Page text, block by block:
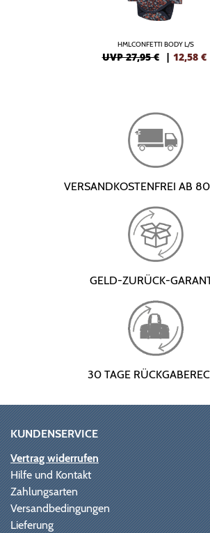
HMLCONFETTI BODY L/S
UVP 27,95 € | 12,58 €
VERSANDKOSTENFREI AB
GELD-ZURÜCK-
30 TAGE
KUNDENSERVICE
Vertrag widerrufen
Hilfe und Kontakt
Zahlungsarten
Versandbedingungen
Lieferung